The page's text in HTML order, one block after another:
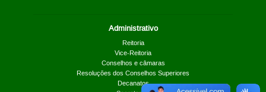
Administrativo
Reitoria
Vice-Reitoria
Conselhos e câmaras
Resoluções dos Conselhos Superiores
Decanatos